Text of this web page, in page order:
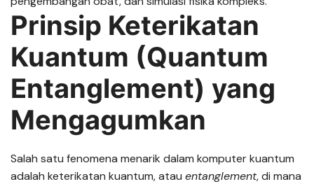
Prinsip Keterikatan
Kuantum (Quantum
Entanglement) yang
Mengagumkan
Salah satu fenomena menarik dalam komputer kuantum
adalah keterikatan kuantum, atau entanglement, di mana